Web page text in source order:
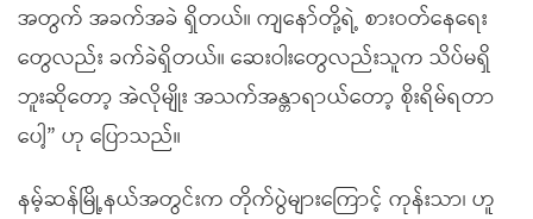
အတွက် အခက်အခဲ ရှိတယ်။ ကျနော်တို့ရဲ့ စားဝတ်နေရေး
တွေလည်း ခက်ခဲရှိတယ်။ ဆေးဝါးတွေလည်းသူက သိပ်မရှိ
ဘူးဆိုတော့ အဲလိုမျိုး အသက်အန္တာရာယ်တော့ စိုးရိမ်ရတာ
ပေါ့” ဟု ပြောသည်။
နမ့်ဆန်မြို့နယ်အတွင်းက တိုက်ပွဲများကြောင့် ကုန်းသာ၊ ဟူ